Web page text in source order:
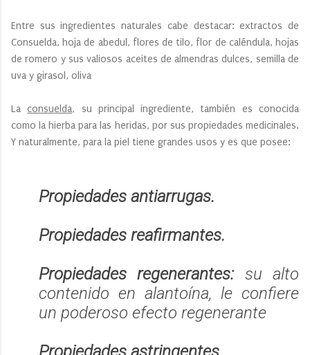
Entre sus ingredientes naturales cabe destacar: extractos de
Consuelda, hoja de abedul, flores de tilo, flor de caléndula, hojas
de romero y sus valiosos aceites de almendras dulces, semilla de
uva y girasol, oliva
Laconsuelda, su principal ingrediente, también es conocida
como la hierba para las heridas, por sus propiedades medicinales.
Y naturalmente, para la piel tiene grandes usos y es que posee:
Propiedades antiarrugas.
Propiedades reafirmantes.
Propiedades regenerantes: su alto
contenido en alantoína, le confiere
un poderoso efecto regenerante